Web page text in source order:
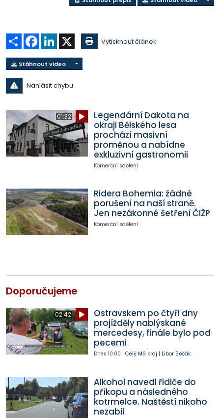
Sdílet Facebook
LinkedIn Vytisknout článek
Stáhnout video
Nahlásit chybu
01:32
Legendární Dakota na
okraji Bělského lesa
prochází masivní
proměnou a nabídne
exkluzivní gastronomii
Komerční sdělení
Ridera Bohemia: žádné
porušení na naší straně.
Jen nezákonné šetření ČIŽP
Komerční sdělení
Doporučujeme
02:42
Ostravskem po čtyři dny
projížděly nablýskané
mercedesy, finále bylo pod
pecemi
Dnes 10:00 | Celý MS kraj | Libor Běčák
Alkohol navedl řidiče do
příkopu a následného
kotrmelce. Naštěstí nikoho
nezabil